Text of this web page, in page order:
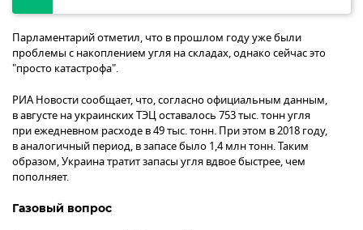
Парламентарий отметил, что в прошлом году уже были
проблемы с накоплением угля на складах, однако сейчас это
"просто катастрофа".
РИА Новости сообщает, что, согласно официальным данным,
в августе на украинских ТЭЦ оставалось 753 тыс. тонн угля
при ежедневном расходе в 49 тыс. тонн. При этом в 2018 году,
в аналогичный период, в запасе было 1,4 млн тонн. Таким
образом, Украина тратит запасы угля вдвое быстрее, чем
пополняет.
Газовый вопрос